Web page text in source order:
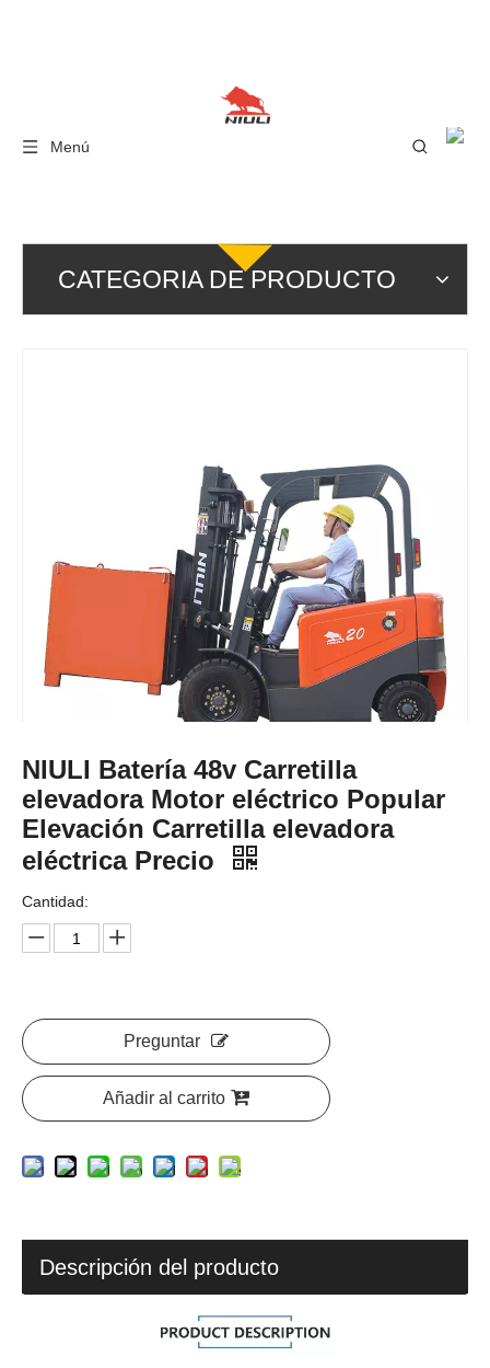
NIULI Batería 48v Carretilla
elevadora Motor eléctrico Popular
Elevación Carretilla elevadora
eléctrica Precio
Cantidad:
Preguntar
Añadir al carrito
Descripción del producto